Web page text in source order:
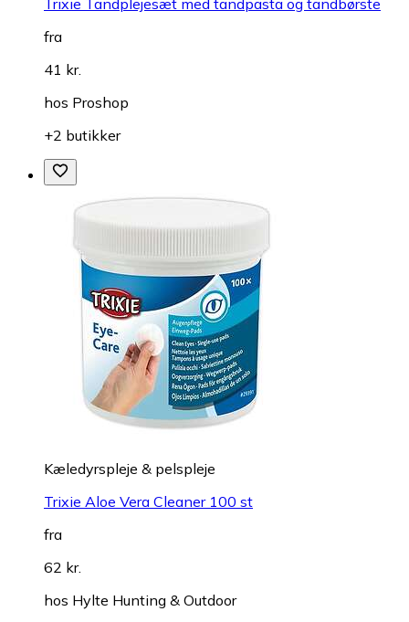
fra
41 kr.
hos Proshop
+2 butikker
Kæledyrspleje & pelspleje
Trixie Aloe Vera Cleaner 100 st
fra
62 kr.
hos Hylte Hunting & Outdoor